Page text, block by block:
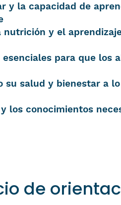
y la capacidad de
y el
para que los
salud y bienestar a
los conocimientos
de